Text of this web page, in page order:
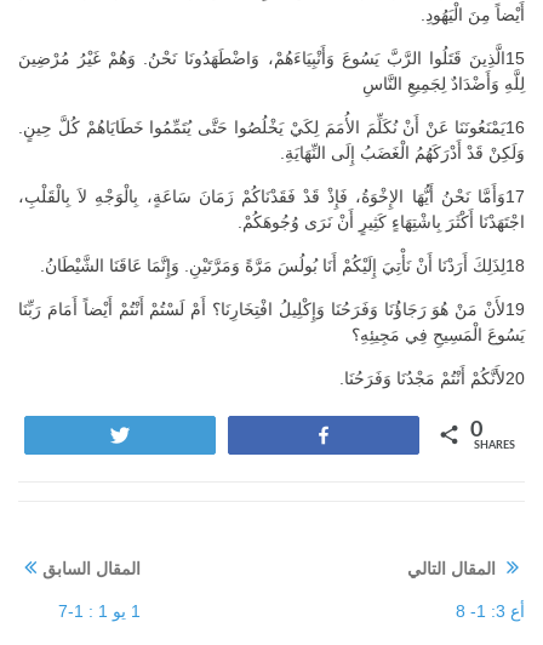
أَيْضاً مِنَ الْيَهُودِ.
15الَّذِينَ قَتَلُوا الرَّبَّ يَسُوعَ وَأَنْبِيَاءَهُمْ، وَاضْطَهَدُونَا نَحْنُ. وَهُمْ غَيْرُ مُرْضِينَ
لِلَّهِ وَأَضْدَادٌ لِجَمِيعِ النَّاسِ
16يَمْنَعُونَنَا عَنْ أَنْ نُكَلِّمَ الأُمَمَ لِكَيْ يَخْلُصُوا حَتَّى يُتَمِّمُوا خَطَايَاهُمْ كُلَّ حِينٍ.
وَلَكِنْ قَدْ أَدْرَكَهُمُ الْغَضَبُ إِلَى النِّهَايَةِ.
17وَأَمَّا نَحْنُ أَيُّهَا الإِخْوَةُ، فَإِذْ قَدْ فَقَدْنَاكُمْ زَمَانَ سَاعَةٍ، بِالْوَجْهِ لاَ بِالْقَلْبِ،
اجْتَهَدْنَا أَكْثَرَ بِاشْتِهَاءٍ كَثِيرٍ أَنْ نَرَى وُجُوهَكُمْ.
18لِذَلِكَ أَرَدْنَا أَنْ نَأْتِيَ إِلَيْكُمْ أَنَا بُولُسَ مَرَّةً وَمَرَّتَيْنِ. وَإِنَّمَا عَاقَنَا الشَّيْطَانُ.
19لأَنْ مَنْ هُوَ رَجَاؤُنَا وَفَرَحُنَا وَإِكْلِيلُ افْتِخَارِنَا؟ أَمْ لَسْتُمْ أَنْتُمْ أَيْضاً أَمَامَ رَبِّنَا
يَسُوعَ الْمَسِيحِ فِي مَجِيئِهِ؟
20لأَنَّكُمْ أَنْتُمْ مَجْدُنَا وَفَرَحُنَا.
0
SHARES
المقال السابق
1 يو 1 : 1-7
المقال التالي
أع 3: 1- 8